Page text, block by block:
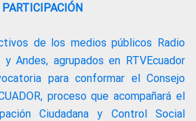
PARTICIPACIÓN
de los medios públicos Radio
Andes, agrupados en RTVEcuador
para conformar el Consejo
proceso que acompañará el
Ciudadana y Control Social